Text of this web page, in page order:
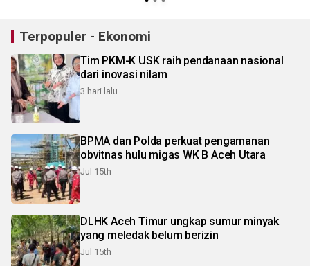
Terpopuler - Ekonomi
Tim PKM-K USK raih pendanaan nasional
dari inovasi nilam
3 hari lalu
BPMA dan Polda perkuat pengamanan
obvitnas hulu migas WK B Aceh Utara
Jul 15th
DLHK Aceh Timur ungkap sumur minyak
yang meledak belum berizin
Jul 15th